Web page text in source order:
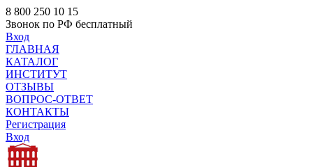
8 800 250 10 15
Звонок по РФ бесплатный
Вход
ГЛАВНАЯ
КАТАЛОГ
ИНСТИТУТ
ОТЗЫВЫ
ВОПРОС-ОТВЕТ
КОНТАКТЫ
Регистрация
Вход